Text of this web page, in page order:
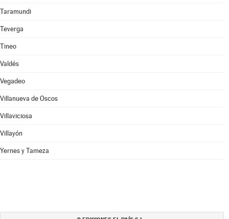
Taramundi
Teverga
Tineo
Valdés
Vegadeo
Villanueva de Oscos
Villaviciosa
Villayón
Yernes y Tameza